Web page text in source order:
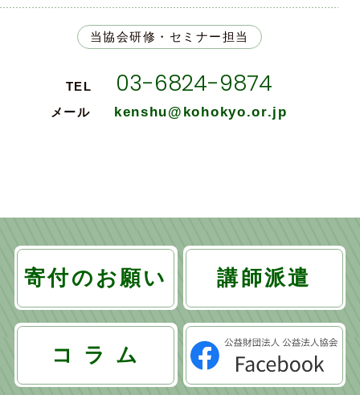
当協会研修・セミナー担当
TEL 03-6824-9874
メール kenshu@kohokyo.or.jp
寄付のお願い 講師派遣
コ ラ ム